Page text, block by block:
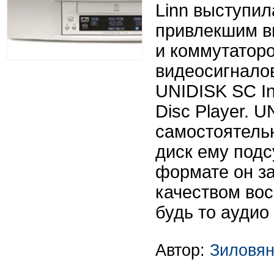
Linn
привлекшим
и
UNIDISK SC
Disc Player.
диск ему
формате он
качеством
будь то
Автор: